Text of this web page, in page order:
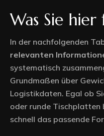
Was Sie
In der nachfolgenden
relevanten
systematisch
Grundmaßen über
Logistikdaten. Egal ob
oder runde Tischplatten
schnell das passende